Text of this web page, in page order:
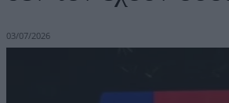
03/07/2026